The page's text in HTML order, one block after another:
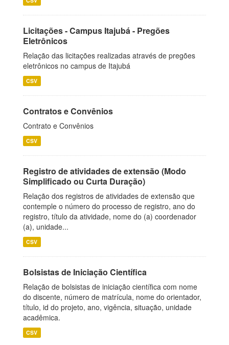
Licitações - Campus Itajubá - Pregões
Eletrônicos
Relação das licitações realizadas através de pregões
eletrônicos no campus de Itajubá
CSV
Contratos e Convênios
Contrato e Convênios
CSV
Registro de atividades de extensão (Modo
Simplificado ou Curta Duração)
Relação dos registros de atividades de extensão que
contemple o número do processo de registro, ano do
registro, título da atividade, nome do (a) coordenador
(a), unidade...
CSV
Bolsistas de Iniciação Científica
Relação de bolsistas de iniciação científica com nome
do discente, número de matrícula, nome do orientador,
título, id do projeto, ano, vigência, situação, unidade
acadêmica.
CSV